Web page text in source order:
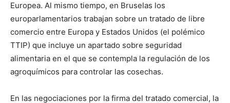
Europea. Al mismo tiempo, en Bruselas los
europarlamentarios trabajan sobre un tratado de libre
comercio entre Europa y Estados Unidos (el polémico
TTIP) que incluye un apartado sobre seguridad
alimentaria en el que se contempla la regulación de los
agroquímicos para controlar las cosechas.
En las negociaciones por la firma del tratado comercial, la